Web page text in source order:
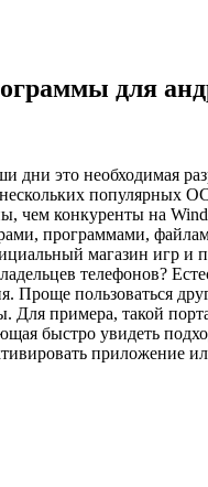
для
это необходимая
конкуренты на
программами,
магазин игр
телефонов?
Проще пользоваться
примера, такой
быстро увидеть
приложение